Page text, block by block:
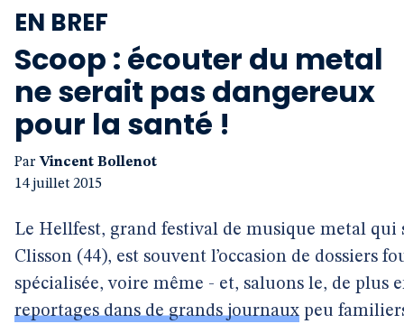
Boutique
EN BREF
Scoop : écouter du metal
ne serait pas dangereux
pour la santé !
Par Vincent Bollenot
14 juillet 2015
Le Hellfest, grand festival de musique metal qui
Clisson (44), est souvent l’occasion de dossiers
spécialisée, voire même - et, saluons le, de plus
reportages dans de grands journaux peu